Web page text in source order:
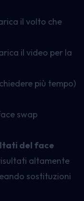
il volto che
il video per la
più tempo)
swap
del face
altamente
sostituzioni